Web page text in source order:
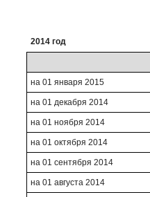
2014 год
на 01 января 2015
на 01 декабря 2014
на 01 ноября 2014
на 01 октября 2014
на 01 сентября 2014
на 01 августа 2014